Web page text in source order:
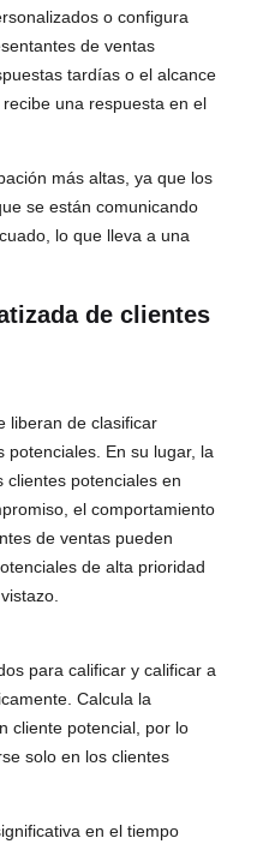
o configura
de ventas
tardías o el alcance
una respuesta en el
más altas, ya que los
se están comunicando
lo que lleva a una
de clientes
liberan de clasificar
potenciales. En su lugar, la
clientes potenciales en
el comportamiento
de ventas pueden
de alta prioridad
para calificar y calificar a
Calcula la
cliente potencial, por lo
solo en los clientes
en el tiempo